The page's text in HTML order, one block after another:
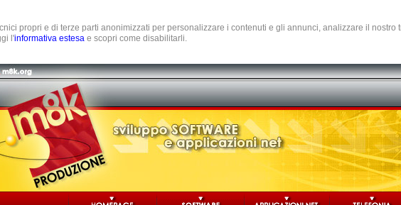
propri e di terze parti anonimizzati per personalizzare i contenuti e gli annunci, analizzare il nostro
l'informativa estesa e scopri come disabilitarli.